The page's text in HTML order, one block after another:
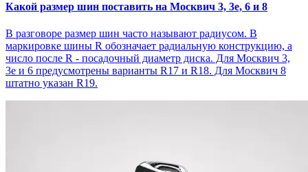
Какой размер шин поставить на Москвич 3, 3е, 6 и 8
В разговоре размер шин часто называют радиусом. В
маркировке шины R обозначает радиальную конструкцию, а
число после R - посадочный диаметр диска. Для Москвич 3,
3е и 6 предусмотрены варианты R17 и R18. Для Москвич 8
штатно указан R19.